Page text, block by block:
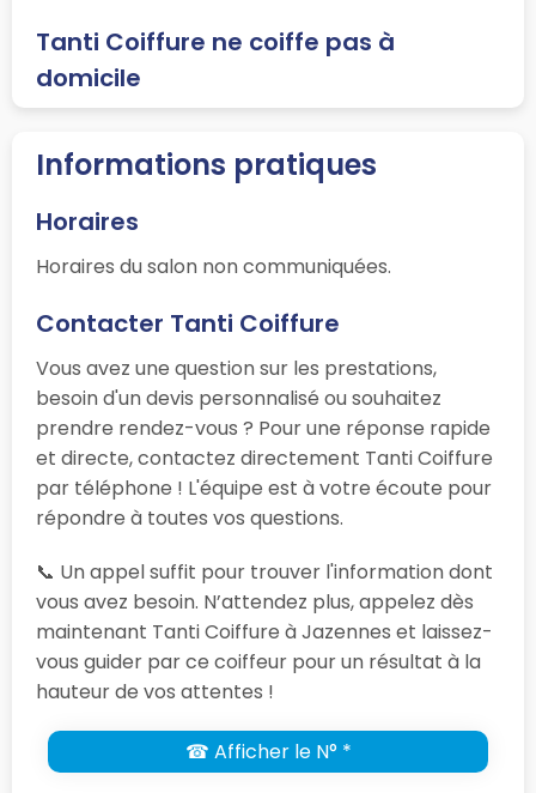
Tanti Coiffure ne coiffe pas à
domicile
Informations pratiques
Horaires
Horaires du salon non communiquées.
Contacter Tanti Coiffure
Vous avez une question sur les prestations,
besoin d'un devis personnalisé ou souhaitez
prendre rendez-vous ? Pour une réponse rapide
et directe, contactez directement Tanti Coiffure
par téléphone ! L'équipe est à votre écoute pour
répondre à toutes vos questions.
📞 Un appel suffit pour trouver l'information dont
vous avez besoin. N’attendez plus, appelez dès
maintenant Tanti Coiffure à Jazennes et laissez-
vous guider par ce coiffeur pour un résultat à la
hauteur de vos attentes !
☎ Afficher le N° *